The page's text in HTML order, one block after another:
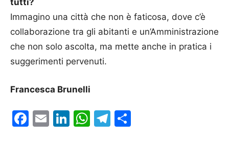
Immagino una città che non è faticosa, dove c’è
collaborazione tra gli abitanti e un’Amministrazione
che non solo ascolta, ma mette anche in pratica i
suggerimenti pervenuti.
Francesca Brunelli
Facebook
EmailLinkedIn
WhatsApp
Telegram